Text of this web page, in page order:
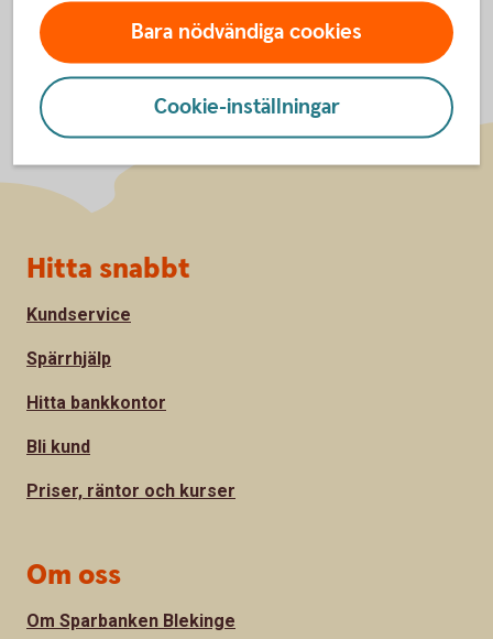
Bara nödvändiga cookies
Cookie-inställningar
Sidfot
Hitta snabbt
Kundservice
Spärrhjälp
Hitta bankkontor
Bli kund
Priser, räntor och kurser
Om oss
Om Sparbanken Blekinge